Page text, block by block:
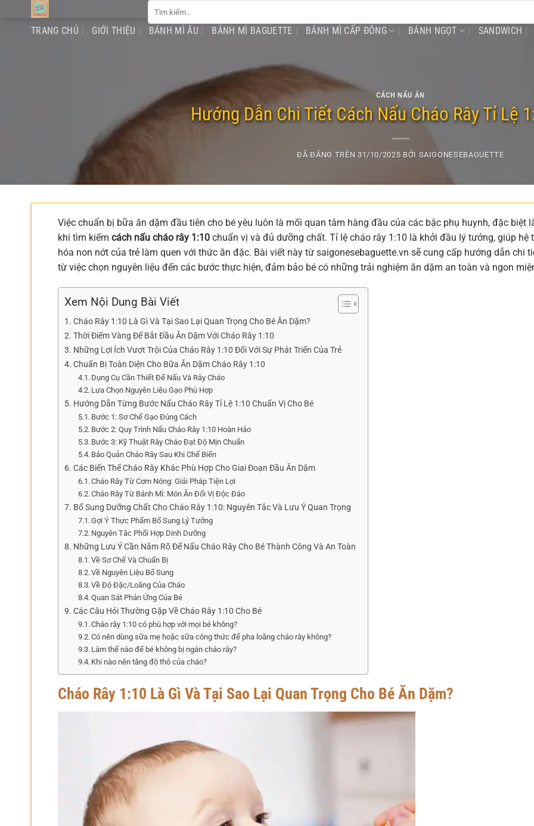
kiếm:
TRANG CHỦ GIỚI THIỆU BÁNH MÌ ÂU BÁNH MÌ BAGUETTE BÁNH MÌ CẤP ĐÔNG BÁNH NGỌT SANDWICH
CÁCH NẤU ĂN
Hướng Dẫn Chi Tiết Cách Nấu Cháo Rây Tỉ Lệ
ĐÃ ĐĂNG TRÊN 31/10/2025 BỞI SAIGONESEBAGUETTE
Việc chuẩn bị bữa ăn dặm đầu tiên cho bé yêu luôn là mối quan tâm hàng đầu của các bậc phụ huynh, đặc biệt
khi tìm kiếm cách nấu cháo rây 1:10 chuẩn vị và đủ dưỡng chất. Tỉ lệ cháo rây 1:10 là khởi đầu lý tưởng, giúp hệ
hóa non nớt của trẻ làm quen với thức ăn đặc. Bài viết này từ saigonesebaguette.vn sẽ cung cấp hướng dẫn chi
từ việc chọn nguyên liệu đến các bước thực hiện, đảm bảo bé có những trải nghiệm ăn dặm an toàn và ngon
Xem Nội Dung Bài Viết
Cháo Rây 1:10 Là Gì Và Tại Sao Lại Quan Trọng Cho Bé Ăn Dặm?
Thời Điểm Vàng Để Bắt Đầu Ăn Dặm Với Cháo Rây 1:10
Những Lợi Ích Vượt Trội Của Cháo Rây 1:10 Đối Với Sự Phát Triển Của Trẻ
Chuẩn Bị Toàn Diện Cho Bữa Ăn Dặm Cháo Rây 1:10
Dụng Cụ Cần Thiết Để Nấu Và Rây Cháo
Lựa Chọn Nguyên Liệu Gạo Phù Hợp
Hướng Dẫn Từng Bước Nấu Cháo Rây Tỉ Lệ 1:10 Chuẩn Vị Cho Bé
Bước 1: Sơ Chế Gạo Đúng Cách
Bước 2: Quy Trình Nấu Cháo Rây 1:10 Hoàn Hảo
Bước 3: Kỹ Thuật Rây Cháo Đạt Độ Mịn Chuẩn
Bảo Quản Cháo Rây Sau Khi Chế Biến
Các Biến Thể Cháo Rây Khác Phù Hợp Cho Giai Đoạn Đầu Ăn Dặm
Cháo Rây Từ Cơm Nóng: Giải Pháp Tiện Lợi
Cháo Rây Từ Bánh Mì: Món Ăn Đổi Vị Độc Đáo
Bổ Sung Dưỡng Chất Cho Cháo Rây 1:10: Nguyên Tắc Và Lưu Ý Quan Trọng
Gợi Ý Thực Phẩm Bổ Sung Lý Tưởng
Nguyên Tắc Phối Hợp Dinh Dưỡng
Những Lưu Ý Cần Nắm Rõ Để Nấu Cháo Rây Cho Bé Thành Công Và An Toàn
Về Sơ Chế Và Chuẩn Bị
Về Nguyên Liệu Bổ Sung
Về Độ Đặc/Loãng Của Cháo
Quan Sát Phản Ứng Của Bé
Các Câu Hỏi Thường Gặp Về Cháo Rây 1:10 Cho Bé
Cháo rây 1:10 có phù hợp với mọi bé không?
Có nên dùng sữa mẹ hoặc sữa công thức để pha loãng cháo rây không?
Làm thế nào để bé không bị ngán cháo rây?
Khi nào nên tăng độ thô của cháo?
Cháo Rây 1:10 Là Gì Và Tại Sao Lại Quan Trọng Cho Bé Ăn Dặm?